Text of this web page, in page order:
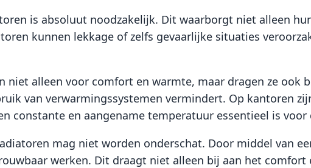
is absoluut noodzakelijk. Dit waarborgt niet alleen
kunnen lekkage of zelfs gevaarlijke situaties
niet alleen voor comfort en warmte, maar dragen ze ook
van verwarmingssystemen vermindert. Op kantoren
constante en aangename temperatuur essentieel is
mag niet worden onderschat. Door middel van
werken. Dit draagt niet alleen bij aan het